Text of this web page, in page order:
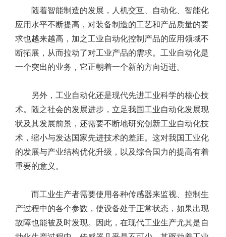
随着智能制造的发展，人机交互、自动化、智能化
应用水平不断提高，对装备制造的工艺和产品质量的要
求也越来越高，加之工业自动化控制产品的应用领域不
断拓展，从而拉动了对工业产品的需求。工业自动化是
一个突出的业务，它正朝着一个新的方向迈进。
另外，工业自动化还是现代先进工业科学的核心技
术。随之社会的发展进步，立足我国工业自动化发展现
状及其发展前景，还需要不断地研究创新工业自动化技
术，缩小与发达国家先进技术的差距。这对我国工业化
的发展与产业结构优化升级，以及综合国力的提高有着
重要的意义。
而工业生产者需要使用各种传感器来监视、控制生
产过程中的各个参数，使设备处于正常状态，如果出现
故障也能被及时发现。因此，在现代工业生产尤其是自